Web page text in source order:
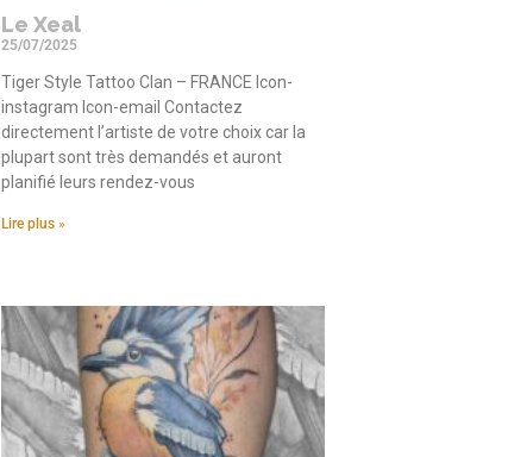
Le Xeal
25/07/2025
Tiger Style Tattoo Clan – FRANCE Icon-
instagram Icon-email Contactez
directement l’artiste de votre choix car la
plupart sont très demandés et auront
planifié leurs rendez-vous
Lire plus »